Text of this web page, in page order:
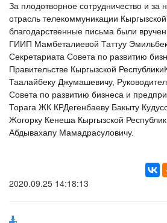
За плодотворное сотрудничество и за
отрасль телекоммуникации
благодарственные письма были
ГИИП Мамбеталиевой Таттуу
Секретариата Совета по развитию
Правительстве Кыргызской Республики
Таалайбеку Джумашевичу,
Совета по развитию бизнеса и
Торага ЖК КРДегенбаеву Бакыту
Жогорку Кенеша Кыргызской
Абдывахапу Мамадрасуловичу.
2020.09.25 14:18:13